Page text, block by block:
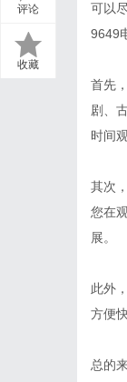
评论
收藏
可以
9649
首先
剧、
时间
其次
您在
展。
此外
方便
总的